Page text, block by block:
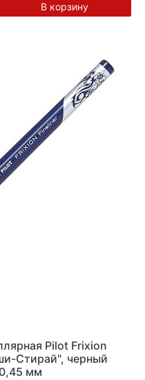
В корзину
Pilot Frixion
Стирай", черный
мм